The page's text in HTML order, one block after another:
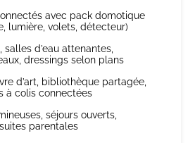
avec pack domotique
lumière, volets, détecteur)
salles d’eau attenantes,
dressings selon plans
d’art, bibliothèque partagée,
à colis connectées
séjours ouverts,
parentales